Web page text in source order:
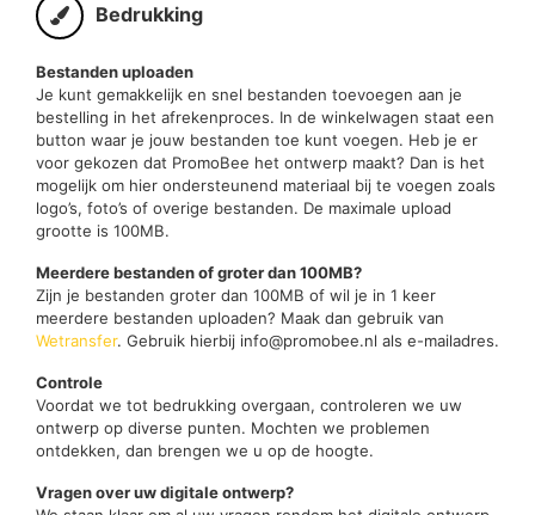
Bedrukking
Bestanden uploaden
Je kunt gemakkelijk en snel bestanden toevoegen aan je
bestelling in het afrekenproces. In de winkelwagen staat een
button waar je jouw bestanden toe kunt voegen. Heb je er
voor gekozen dat PromoBee het ontwerp maakt? Dan is het
mogelijk om hier ondersteunend materiaal bij te voegen zoals
logo’s, foto’s of overige bestanden. De maximale upload
grootte is 100MB.
Meerdere bestanden of groter dan 100MB?
Zijn je bestanden groter dan 100MB of wil je in 1 keer
meerdere bestanden uploaden? Maak dan gebruik van
Wetransfer. Gebruik hierbij info@promobee.nl als e-mailadres.
Controle
Voordat we tot bedrukking overgaan, controleren we uw
ontwerp op diverse punten. Mochten we problemen
ontdekken, dan brengen we u op de hoogte.
Vragen over uw digitale ontwerp?